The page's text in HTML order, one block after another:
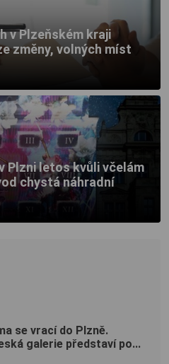
v Plzeňském kraji
změny, volných míst
Plzni letos kvůli včelám
chystá náhradní
se vrací do Plzně.
galerie představí po...